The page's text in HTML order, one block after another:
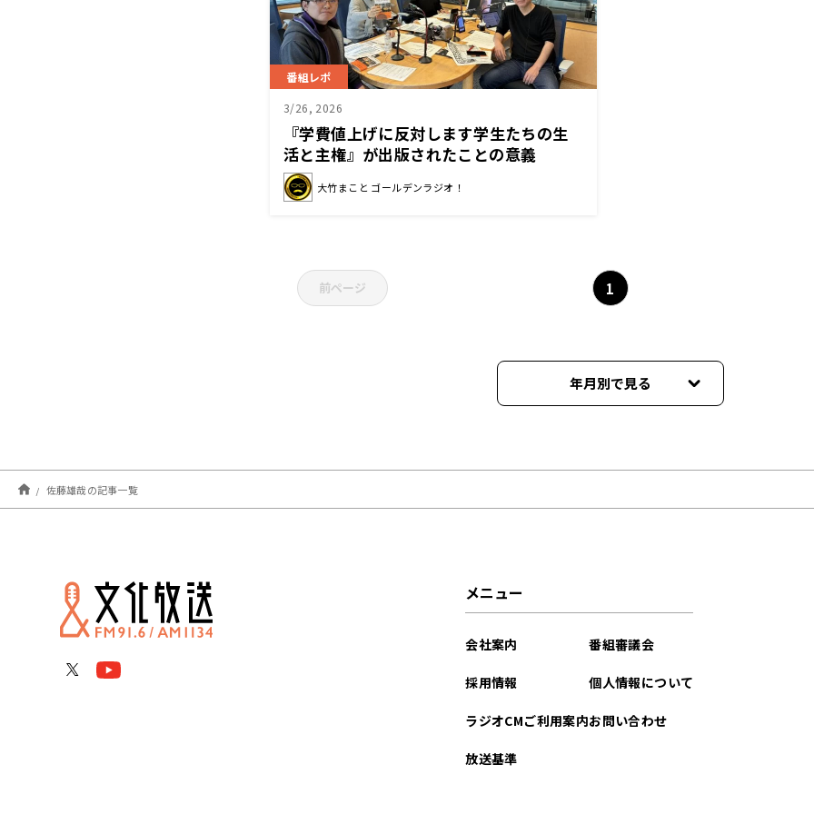
番組レポ
3/26, 2026
『学費値上げに反対します――学生たちの生
活と主権』が出版されたことの意義
大竹まこと ゴールデンラジオ！
前ページ 1
年月別で見る
佐藤雄哉の記事一覧
メニュー
会社案内
採用情報
ラジオCMご利用案内
放送基準
番組審議会
個人情報について
お問い合わせ